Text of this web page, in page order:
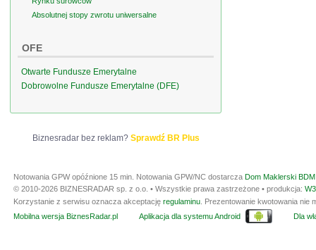
Absolutnej stopy zwrotu uniwersalne
OFE
Otwarte Fundusze Emerytalne
Dobrowolne Fundusze Emerytalne (DFE)
Biznesradar bez reklam? Sprawdź BR Plus
Notowania GPW opóźnione 15 min. Notowania GPW/NC dostarcza Dom Maklerski
© 2010-2026 BIZNESRADAR sp. z o.o. • Wszystkie prawa zastrzeżone • produkcja:
Korzystanie z serwisu oznacza akceptację regulaminu . Prezentowanie kwotowania
Mobilna wersja BiznesRadar.pl
Aplikacja dla systemu Android Dla